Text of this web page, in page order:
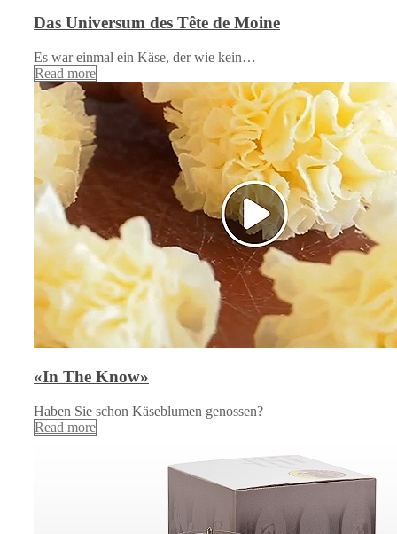
Das Universum des Tête de Moine
Es war einmal ein Käse, der wie kein…
Read more
«In The Know»
Haben Sie schon Käseblumen genossen?
Read more